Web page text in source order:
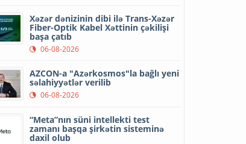
Xəzər dənizinin dibi ilə Trans-Xəzər
Fiber-Optik Kabel Xəttinin çəkilişi
başa çatıb
06-08-2026
AZCON-a "Azərkosmos"la bağlı yeni
səlahiyyətlər verilib
06-08-2026
“Meta”nın süni intellekti test
zamanı başqa şirkətin sisteminə
daxil olub